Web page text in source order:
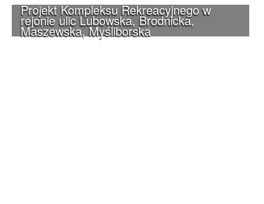
Projekt Kompleksu Rekreacyjnego w
rejonie ulic Lubowska, Brodnicka,
Maszewska, Myśliborska